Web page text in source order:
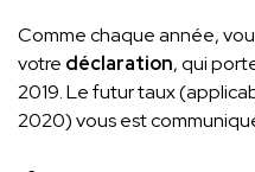
Comme chaque année,
votre déclaration, qui
2019. Le futur taux
2020) vous est